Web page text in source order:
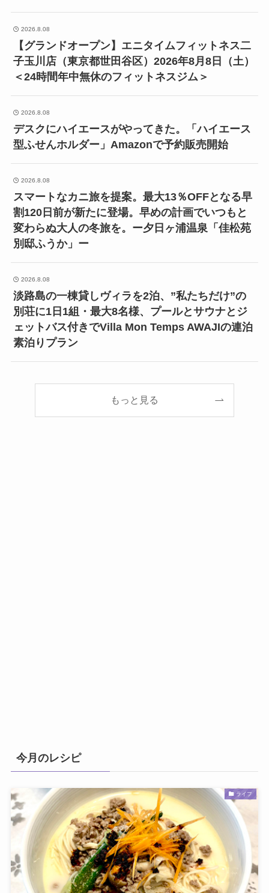
2026.8.08
【グランドオープン】エニタイムフィットネス二
子玉川店（東京都世田谷区）2026年8月8日（土）
＜24時間年中無休のフィットネスジム＞
2026.8.08
デスクにハイエースがやってきた。「ハイエース
型ふせんホルダー」Amazonで予約販売開始
2026.8.08
スマートなカニ旅を提案。最大13％OFFとなる早
割120日前が新たに登場。早めの計画でいつもと
変わらぬ大人の冬旅を。ー夕日ヶ浦温泉「佳松苑
別邸ふうか」ー
2026.8.08
淡路島の一棟貸しヴィラを2泊、”私たちだけ”の
別荘に1日1組・最大8名様、プールとサウナとジ
ェットバス付きでVilla Mon Temps AWAJIの連泊
素泊りプラン
もっと見る
今月のレシピ
ライフ